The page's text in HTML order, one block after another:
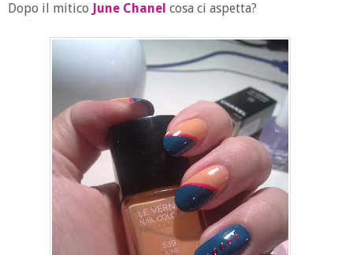
Dopo il mitico June Chanel cosa ci aspetta?